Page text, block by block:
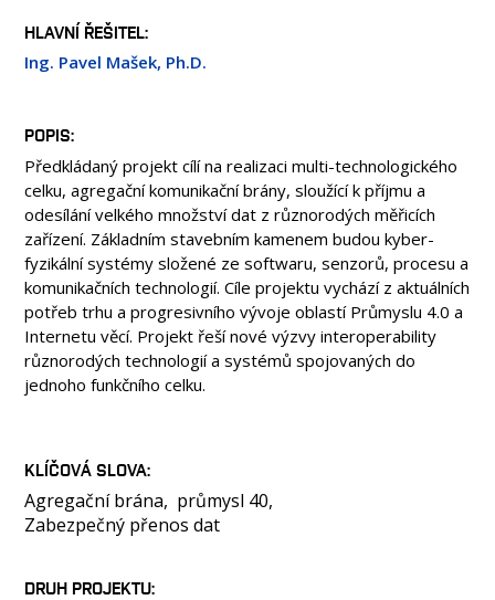
LABORATOŘE
HLAVNÍ ŘEŠITEL
Ing. Pavel Mašek, Ph.D.
POPIS
Předkládaný projekt cílí na realizaci multi-technologického
celku, agregační komunikační brány, sloužící k příjmu a
odesílání velkého množství dat z různorodých měřicích
zařízení. Základním stavebním kamenem budou kyber-
fyzikální systémy složené ze softwaru, senzorů, procesu a
komunikačních technologií. Cíle projektu vychází z aktuálních
potřeb trhu a progresivního vývoje oblastí Průmyslu 4.0 a
Internetu věcí. Projekt řeší nové výzvy interoperability
různorodých technologií a systémů spojovaných do
jednoho funkčního celku.
KLÍČOVÁ SLOVA
Agregační brána
průmysl 40
Zabezpečný přenos dat
DRUH PROJEKTU